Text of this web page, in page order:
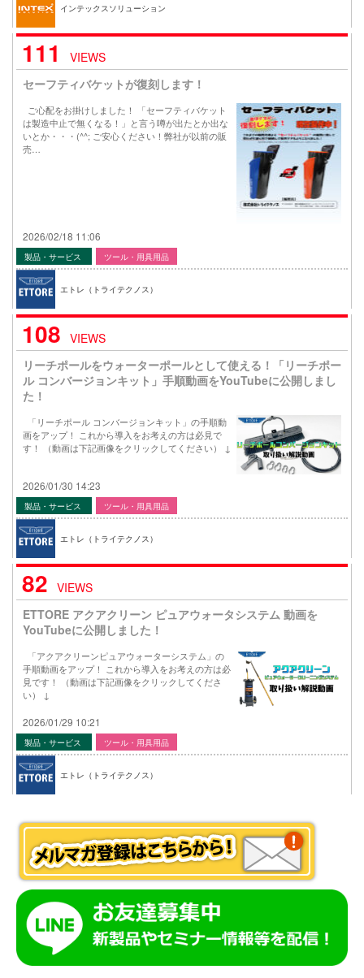
インテックスソリューション
111
VIEWS
セーフティバケットが復刻します！
ご心配をお掛けしました！ 「セーフティバケット
は製造中止で無くなる！」と言う噂が出たとか出な
いとか・・・(^^; ご安心ください！弊社が以前の販
売…
2026/02/18 11:06
製品・サービス ツール・用具用品
エトレ（トライテクノス）
108 VIEWS
リーチポールをウォーターポールとして使える！「リーチポー
ル コンバージョンキット」手順動画をYouTubeに公開しまし
た！
「リーチポール コンバージョンキット」の手順動
画をアップ！ これから導入をお考えの方は必見で
す！ （動画は下記画像をクリックしてください） ↓
2026/01/30 14:23
製品・サービス ツール・用具用品
エトレ（トライテクノス）
82 VIEWS
ETTORE アクアクリーン ピュアウォータシステム 動画を
YouTubeに公開しました！
「アクアクリーンピュアウォーターシステム」の
手順動画をアップ！ これから導入をお考えの方は必
見です！ （動画は下記画像をクリックしてくださ
い） ↓
2026/01/29 10:21
製品・サービス ツール・用具用品
エトレ（トライテクノス）